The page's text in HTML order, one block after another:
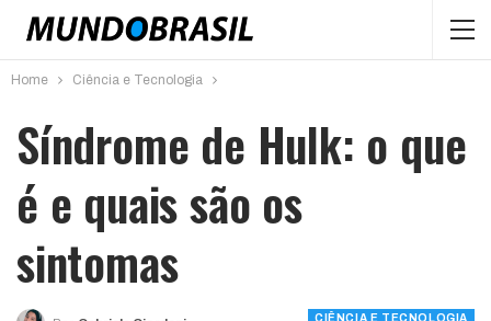
Home Ciência e Tecnologia
Síndrome de Hulk: o que
é e quais são os
sintomas
CIÊNCIA E TECNOLOGIA